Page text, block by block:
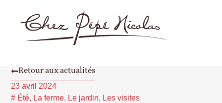
Retour aux actualités
23 avril 2024
# Été, La ferme, Le jardin, Les visites